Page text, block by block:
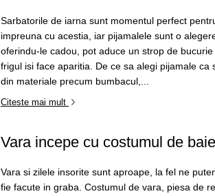
Sarbatorile de iarna sunt momentul perfect
impreuna cu acestia, iar pijamalele sunt o
oferindu-le cadou, pot aduce un strop de
frigul isi face aparitia. De ce sa alegi pijamale
din materiale precum bumbacul,...
Citeste mai mult
Vara incepe cu costumul de
Vara si zilele insorite sunt aproape, la fel ne
fie facute in graba. Costumul de vara, piesa de